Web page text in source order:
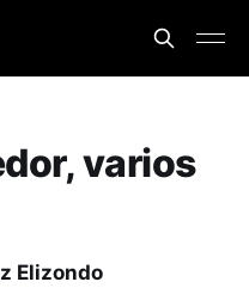
varios
Elizondo